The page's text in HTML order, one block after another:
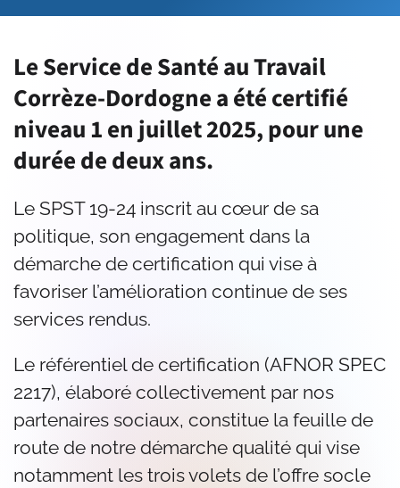
Le Service de Santé au Travail
Corrèze-Dordogne a été certifié
niveau 1 en juillet 2025, pour une
durée de deux ans.
Le SPST 19-24 inscrit au cœur de sa
politique, son engagement dans la
démarche de certification qui vise à
favoriser l’amélioration continue de ses
services rendus.
Le référentiel de certification (AFNOR SPEC
2217), élaboré collectivement par nos
partenaires sociaux, constitue la feuille de
route de notre démarche qualité qui vise
notamment les trois volets de l’offre socle